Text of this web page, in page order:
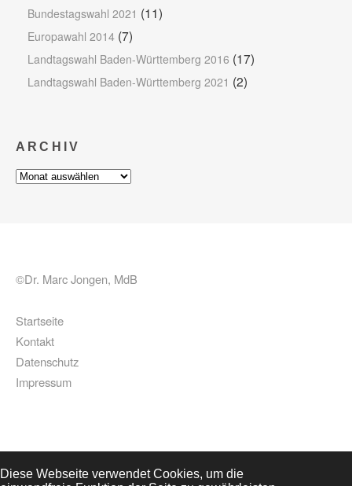
Bundestagswahl 2021 (11)
Europawahl 2014 (7)
Landtagswahl Baden-Württemberg 2016 (17)
Landtagswahl Baden-Württemberg 2021 (2)
ARCHIV
Archiv
©Dr. Marc Jongen, MdB
Startseite
Kontakt
Datenschutz
Impressum
Diese Webseite verwendet Cookies, um die